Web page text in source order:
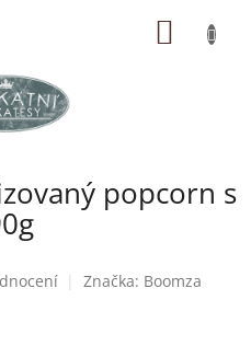
popcorn s
Značka: Boomza